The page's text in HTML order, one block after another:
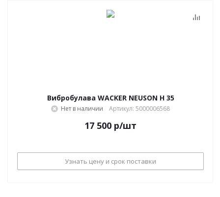
Вибробулава WACKER NEUSON Н 35
Нет в наличии Артикул: 5000006568
17 500 р/шт
Узнать цену и срок поставки